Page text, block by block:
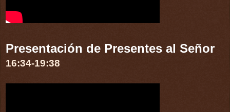
Presentación de Presentes al Señor
16:34-19:38